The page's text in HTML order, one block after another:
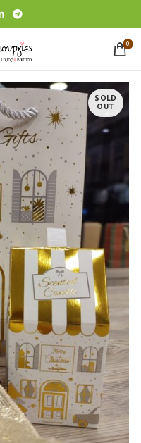
0
SOLD
OUT